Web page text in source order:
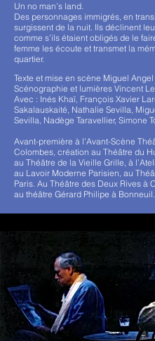
Un no man’s land.
Des personnages immigrés, en
surgissent de la nuit. Ils déclinent
comme s’ils étaient obligés de le
femme les écoute et transmet la
quartier.
Texte et mise en scène Miguel
Scénographie et lumières Vincent
Avec : Inés Khaï, François Xavier
Sakalauskaité, Nathalie Sevilla,
Sevilla, Nadège Taravellier, Simone
Avant-première à l’Avant-Scène
Colombes, création au Théâtre du
au Théâtre de la Vieille Grille, à
au Lavoir Moderne Parisien, au
Paris. Au Théâtre des Deux Rives à
au théâtre Gérard Philipe à Bonneuil.